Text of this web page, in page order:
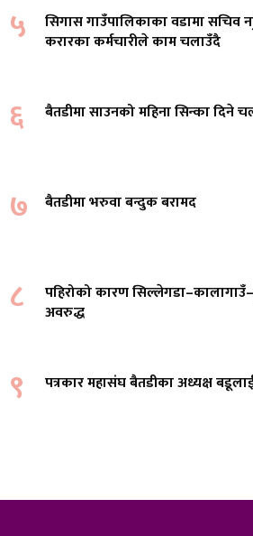
५
सिगास गाउँपालिकाका वडामा सचिव
करारका कर्मचारीले काम चलाउँदै
६ बैतडीमा साउनको महिना सिन्का दिने
७ बैतडीमा भरुवा बन्दुक बरामद
८
पहिरोको कारण
अवरुद्ध
९ पत्रकार महासंघ बैतडीका अध्यक्ष